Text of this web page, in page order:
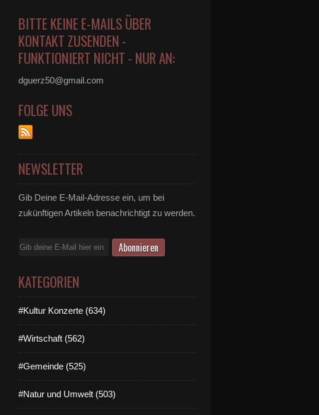
BITTE KEINE E-MAILS ÜBER
KONTAKT ZUSENDEN -
FUNKTIONIERT NICHT - NUR AN:
dguerz50@gmail.com
FOLGE UNS
NEWSLETTER
Gib Deine E-Mail-Adresse ein, um bei
zukünftigen Artikeln benachrichtigt zu werden.
E-
KATEGORIEN
#Kultur Konzerte (634)
#Wirtschaft (562)
#Gemeinde (525)
#Natur und Umwelt (503)